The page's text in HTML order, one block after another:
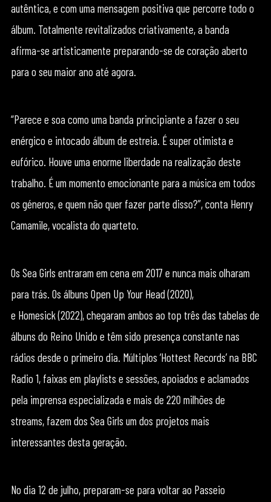
autêntica, e com uma mensagem positiva que percorre todo o
álbum. Totalmente revitalizados criativamente, a banda
afirma-se artisticamente preparando-se de coração aberto
para o seu maior ano até agora.
“Parece e soa como uma banda principiante a fazer o seu
enérgico e intocado álbum de estreia. É super otimista e
eufórico. Houve uma enorme liberdade na realização deste
trabalho. É um momento emocionante para a música em todos
os géneros, e quem não quer fazer parte disso?”, conta Henry
Camamile, vocalista do quarteto.
Os Sea Girls entraram em cena em 2017 e nunca mais olharam
para trás. Os álbuns Open Up Your Head (2020),
e Homesick (2022), chegaram ambos ao top três das tabelas de
álbuns do Reino Unido e têm sido presença constante nas
rádios desde o primeiro dia. Múltiplos ‘Hottest Records’ na BBC
Radio 1, faixas em playlists e sessões, apoiados e aclamados
pela imprensa especializada e mais de 220 milhões de
streams, fazem dos Sea Girls um dos projetos mais
interessantes desta geração.
No dia 12 de julho, preparam-se para voltar ao Passeio